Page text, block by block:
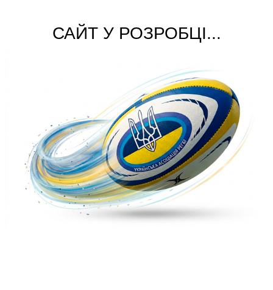
САЙТ У РОЗРОБЦІ...